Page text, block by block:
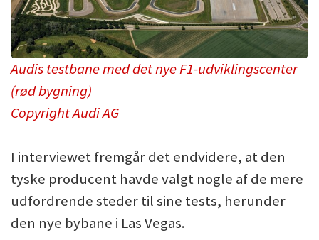
Audis testbane med det nye F1-udviklingscenter
(rød bygning)
Copyright Audi AG
I interviewet fremgår det endvidere, at den
tyske producent havde valgt nogle af de mere
udfordrende steder til sine tests, herunder
den nye bybane i Las Vegas.